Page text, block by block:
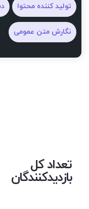
تولید کننده محتوا
نگارش متن عمومی
تعداد کل
بازدیدکنندگان